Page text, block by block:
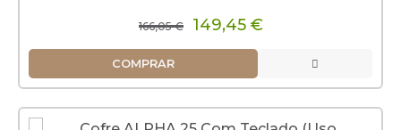
166,05 € 149,45 €
COMPRAR